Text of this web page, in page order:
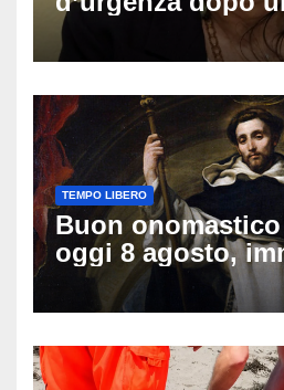
vacanza: come
Lady Gucci
TEMPO LIBERO
Buon
oggi 8 agosto,
auguri da